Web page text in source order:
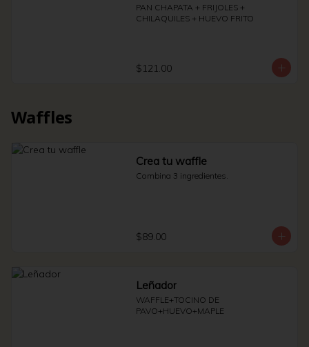
PAN CHAPATA + FRIJOLES +
CHILAQUILES + HUEVO FRITO
$121.00
Waffles
Crea tu waffle
Combina 3 ingredientes.
$89.00
Leñador
WAFFLE+TOCINO DE
PAVO+HUEVO+MAPLE